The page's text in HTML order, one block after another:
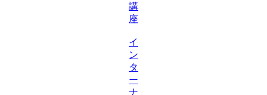
講
座
イ
ン
タ
ー
ナ